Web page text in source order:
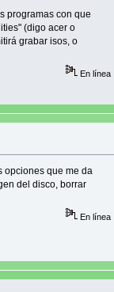
programas con que
(digo acer o
grabar isos, o
En línea
opciones que me da
del disco, borrar
En línea